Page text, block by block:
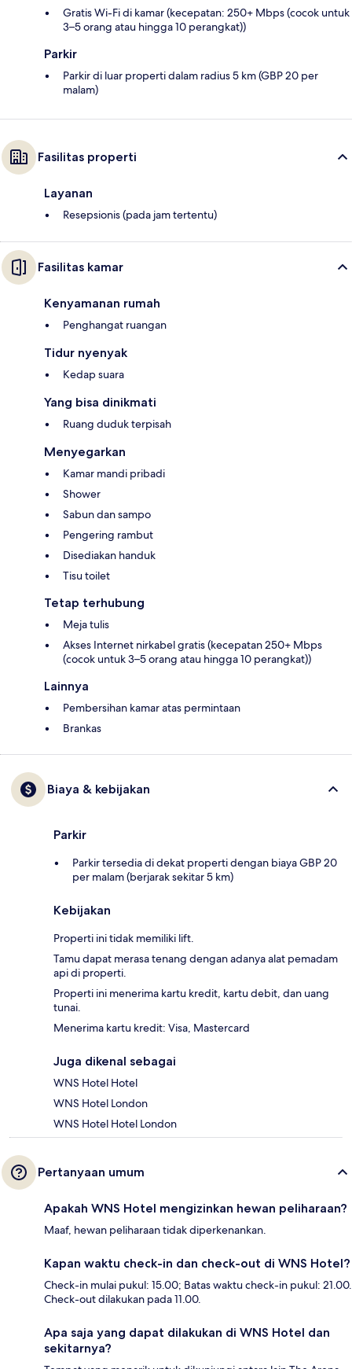
Gratis Wi-Fi di kamar (kecepatan: 250+ Mbps (cocok untuk
3–5 orang atau hingga 10 perangkat))
Parkir
Parkir di luar properti dalam radius 5 km (GBP 20 per
malam)
Fasilitas properti
Layanan
Resepsionis (pada jam tertentu)
Fasilitas kamar
Kenyamanan rumah
Penghangat ruangan
Tidur nyenyak
Kedap suara
Yang bisa dinikmati
Ruang duduk terpisah
Menyegarkan
Kamar mandi pribadi
Shower
Sabun dan sampo
Pengering rambut
Disediakan handuk
Tisu toilet
Tetap terhubung
Meja tulis
Akses Internet nirkabel gratis (kecepatan 250+ Mbps
(cocok untuk 3–5 orang atau hingga 10 perangkat))
Lainnya
Pembersihan kamar atas permintaan
Brankas
Biaya & kebijakan
Parkir
Parkir tersedia di dekat properti dengan biaya GBP 20
per malam (berjarak sekitar 5 km)
Kebijakan
Properti ini tidak memiliki lift.
Tamu dapat merasa tenang dengan adanya alat pemadam
api di properti.
Properti ini menerima kartu kredit, kartu debit, dan uang
tunai.
Menerima kartu kredit: Visa, Mastercard
Juga dikenal sebagai
WNS Hotel Hotel
WNS Hotel London
WNS Hotel Hotel London
Pertanyaan umum
Apakah WNS Hotel mengizinkan hewan peliharaan?
Maaf, hewan peliharaan tidak diperkenankan.
Kapan waktu check-in dan check-out di WNS Hotel?
Check-in mulai pukul: 15.00; Batas waktu check-in pukul: 21.00.
Check-out dilakukan pada 11.00.
Apa saja yang dapat dilakukan di WNS Hotel dan
sekitarnya?